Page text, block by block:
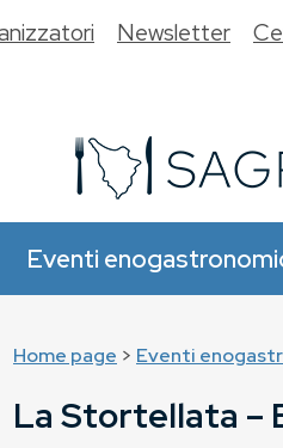
Eventi
Newsletter
Home page > Eventi
La Stortellata –